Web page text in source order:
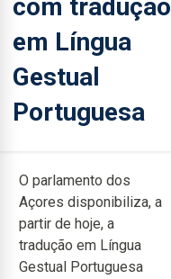
com tradução
em Língua
Gestual
Portuguesa
O parlamento dos
Açores disponibiliza, a
partir de hoje, a
tradução em Língua
Gestual Portuguesa